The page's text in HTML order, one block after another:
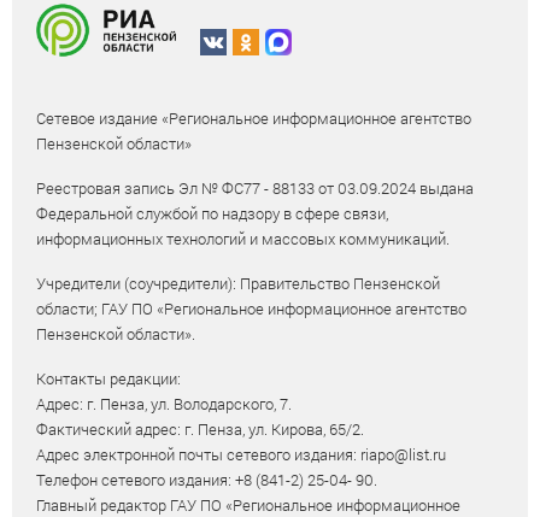
Сетевое издание «Региональное информационное агентство
Пензенской области»
Реестровая запись Эл № ФС77 - 88133 от 03.09.2024 выдана
Федеральной службой по надзору в сфере связи,
информационных технологий и массовых коммуникаций.
Учредители (соучредители): Правительство Пензенской
области; ГАУ ПО «Региональное информационное агентство
Пензенской области».
Контакты редакции:
Адрес: г. Пенза, ул. Володарского, 7.
Фактический адрес: г. Пенза, ул. Кирова, 65/2.
Адрес электронной почты сетевого издания: riapo@list.ru
Телефон сетевого издания: +8 (841-2) 25-04- 90.
Главный редактор ГАУ ПО «Региональное информационное